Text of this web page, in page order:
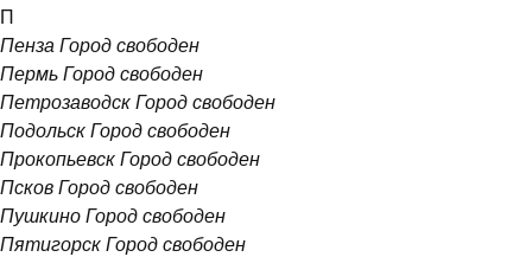
П
Пенза Город свободен
Пермь Город свободен
Петрозаводск Город свободен
Подольск Город свободен
Прокопьевск Город свободен
Псков Город свободен
Пушкино Город свободен
Пятигорск Город свободен